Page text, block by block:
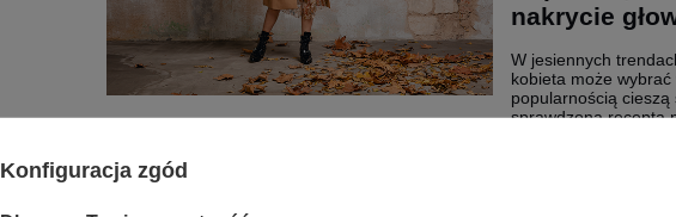
nakrycie
W jesiennych
kobieta może
popularnością cieszą
sprawdzona recepta
Apaszki, szaliki i kominy – must have w
Konfiguracja zgód